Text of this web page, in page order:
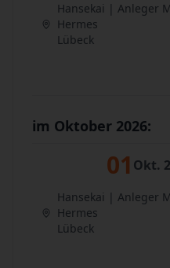
Hansekai | Anleger
Hermes
Lübeck
im Oktober 2026:
01 Okt.
Hansekai | Anleger
Hermes
Lübeck